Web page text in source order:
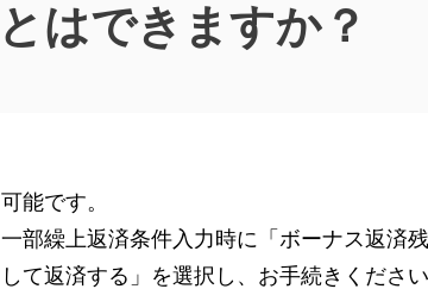
とはできますか？
可能です。
一部繰上返済条件入力時に「ボーナス返済
して返済する」を選択し、お手続きください